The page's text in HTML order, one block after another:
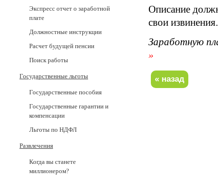
Экспресс отчет о заработной
плате
Должностные инструкции
Расчет будущей пенсии
Поиск работы
Государственные льготы
Государственные пособия
Государственные гарантии и
компенсации
Льготы по НДФЛ
Развлечения
Когда вы станете
миллионером?
Описание
свои извинения.
Заработную
»